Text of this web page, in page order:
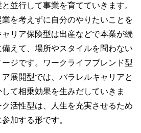
並行して事業を育てていきます。
を考えずに自分のやりたいことを
リア保険型は出産などで本業が続
えて、場所やスタイルを問わない
ジです。ワークライフブレンド型
展開型では、パラレルキャリアと
て相乗効果を生みだしていきま
活性型は、人生を充実させるため
加する形です。